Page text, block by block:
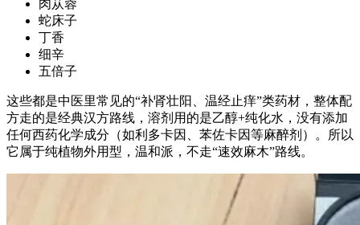
肉苁蓉
蛇床子
丁香
细辛
五倍子
这些都是中医里常见的“补肾壮阳、温经止痒”类药材，整体配
方走的是经典汉方路线，溶剂用的是乙醇+纯化水，没有添加
任何西药化学成分（如利多卡因、苯佐卡因等麻醉剂）。所以
它属于纯植物外用型，温和派，不走“速效麻木”路线。